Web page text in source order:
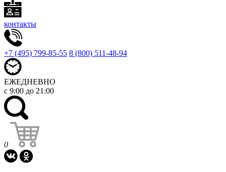
контакты
+7 (495) 799-85-55 8 (800) 511-48-94
ЕЖЕДНЕВНО
с 9:00 до 21:00
0